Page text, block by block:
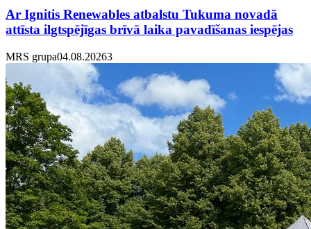
Ar Ignitis Renewables atbalstu Tukuma novadā
attīsta ilgtspējīgas brīvā laika pavadīšanas iespējas
MRS grupa04.08.20263